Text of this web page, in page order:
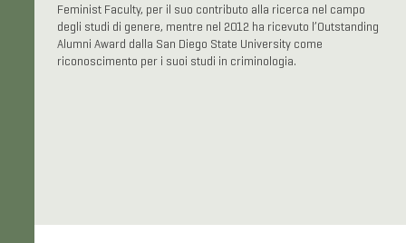
Feminist Faculty, per il suo contributo alla ricerca nel campo
degli studi di genere, mentre nel 2012 ha ricevuto l’Outstanding
Alumni Award dalla San Diego State University come
riconoscimento per i suoi studi in criminologia.